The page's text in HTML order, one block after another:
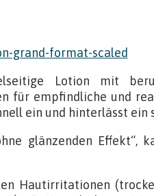
Lotion mit
für empfindliche und
ein und hinterlässt ein
glänzenden Effekt“,
Hautirritationen